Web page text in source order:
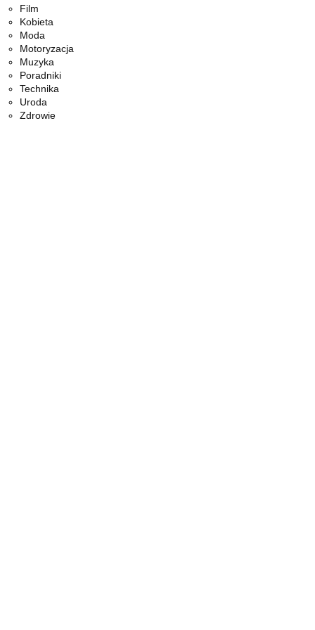
Film
Kobieta
Moda
Motoryzacja
Muzyka
Poradniki
Technika
Uroda
Zdrowie